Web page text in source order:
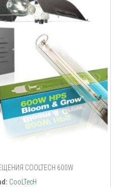
COOLTECH 600W
CooLTecH